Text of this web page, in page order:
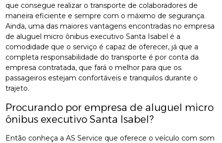
que consegue realizar o transporte de colaboradores de
maneira eficiente e sempre com o máximo de segurança.
Ainda, uma das maiores vantagens encontradas no empresa
de aluguel micro ônibus executivo Santa Isabel é a
comodidade que o serviço é capaz de oferecer, já que a
completa responsabilidade do transporte é por conta da
empresa contratada, que fará o melhor para que os
passageiros estejam confortáveis e tranquilos durante o
trajeto.
Procurando por empresa de aluguel micro
ônibus executivo Santa Isabel?
Então conheça a AS Service que oferece o veículo com som